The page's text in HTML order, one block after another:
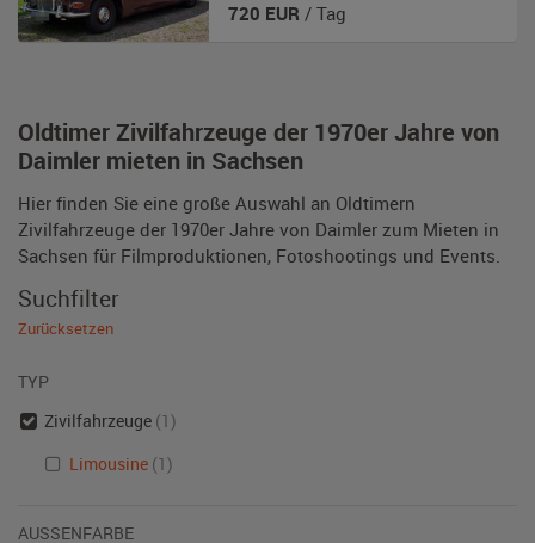
Oldtimer Zivilfahrzeuge der 1970er Jahre von
Daimler mieten in Sachsen
Hier finden Sie eine große Auswahl an Oldtimern
Zivilfahrzeuge der 1970er Jahre von Daimler zum Mieten in
Sachsen für Filmproduktionen, Fotoshootings und Events.
720 EUR / Tag
Suchfilter
Zurücksetzen
TYP
Zivilfahrzeuge (1)
Limousine (1)
AUSSENFARBE